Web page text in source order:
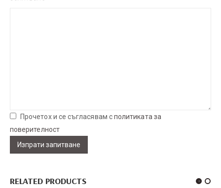
Прочетох и се съгласявам сполитиката за
поверителност
RELATED PRODUCTS